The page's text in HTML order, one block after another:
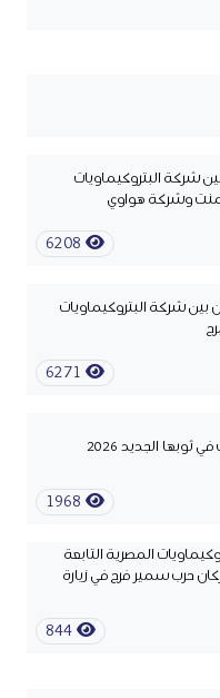
6208
شركة البتروكيماويات
وشركة هواوي
6271
بين شركة البتروكيماويات
1968
الجديد 2026
844
المصرية التابعة
حرب سمير فرج في زيارة